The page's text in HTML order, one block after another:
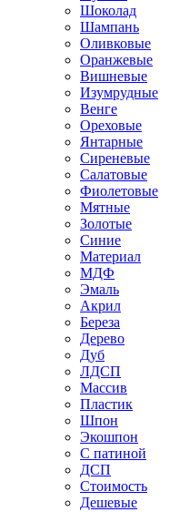
Шоколад
Шампань
Оливковые
Оранжевые
Вишневые
Изумрудные
Венге
Ореховые
Янтарные
Сиреневые
Салатовые
Фиолетовые
Мятные
Золотые
Синие
Материал
МДФ
Эмаль
Акрил
Береза
Дерево
Дуб
ЛДСП
Массив
Пластик
Шпон
Экошпон
С патиной
ДСП
Стоимость
Дешевые